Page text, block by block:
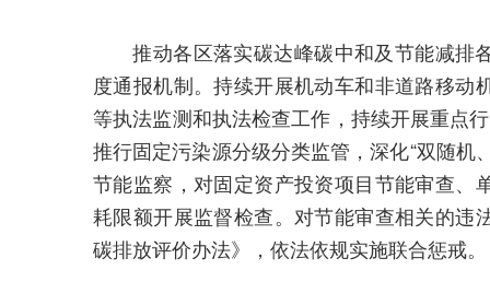
推动各区落实碳达峰碳中和及节能减排
度通报机制。持续开展机动车和非道路移
等执法监测和执法检查工作，持续开展重点
推行固定污染源分级分类监管，深化“双随
节能监察，对固定资产投资项目节能审查、
耗限额开展监督检查。对节能审查相关的违
碳排放评价办法》，依法依规实施联合惩戒。